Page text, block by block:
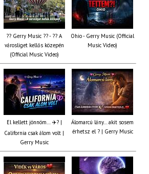
?? Gerry Music ?? - ?? A
városliget kellős közepén
(Official Music Video)
Ohio - Gerry Music (Official
Music Video)
El kellett jönnöm… ✈️? |
California csak álom volt |
Gerry Music
Álomarcú lány… akit sosem
érhetsz el ? | Gerry Music